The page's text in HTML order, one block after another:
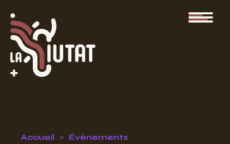
Accueil Évènements